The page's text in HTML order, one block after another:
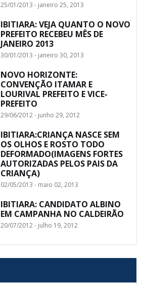
25/01/2013 - janeiro 25, 2013
IBITIARA: VEJA QUANTO O NOVO
PREFEITO RECEBEU MÊS DE
JANEIRO 2013
30/01/2013 - janeiro 30, 2013
NOVO HORIZONTE:
CONVENÇÃO ITAMAR E
LOURIVAL PREFEITO E VICE-
PREFEITO
29/06/2012 - junho 29, 2012
IBITIARA:CRIANÇA NASCE SEM
OS OLHOS E ROSTO TODO
DEFORMADO(IMAGENS FORTES
AUTORIZADAS PELOS PAIS DA
CRIANÇA)
02/05/2013 - maio 02, 2013
IBITIARA: CANDIDATO ALBINO
EM CAMPANHA NO CALDEIRÃO
20/07/2012 - julho 19, 2012